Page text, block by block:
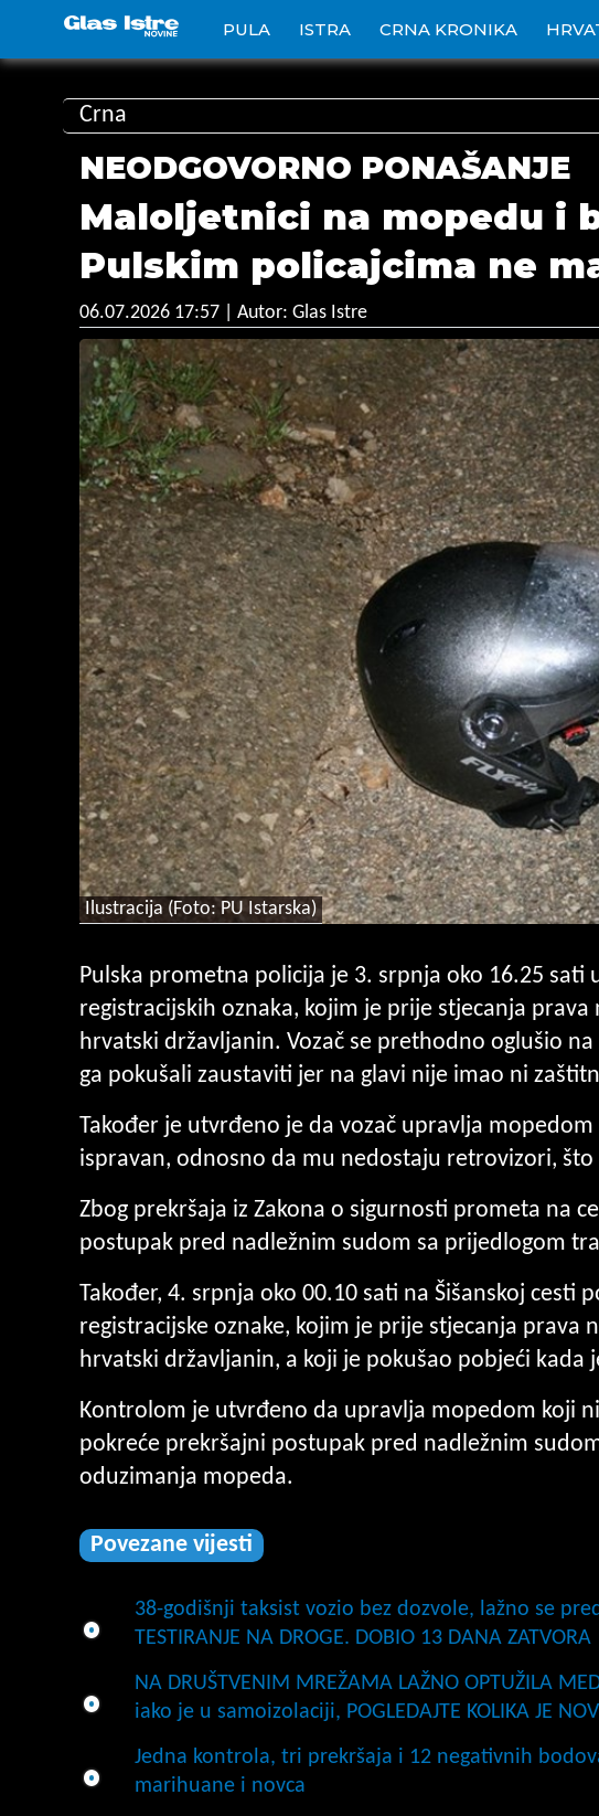
PULA ISTRA CRNA KRONIKA
Crna
NEODGOVORNO PONAŠANJE
Maloljetnici na mopedu i
Pulskim policajcima ne
06.07.2026 17:57 | Autor: Glas Istre
Ilustracija (Foto: PU Istarska)
Pulska prometna policija je 3. srpnja oko 16.25 sati
registracijskih oznaka, kojim je prije stjecanja
hrvatski državljanin. Vozač se prethodno oglušio
ga pokušali zaustaviti jer na glavi nije imao ni
Također je utvrđeno je da vozač upravlja
ispravan, odnosno da mu nedostaju retrovizori,
Zbog prekršaja iz Zakona o sigurnosti prometa na
postupak pred nadležnim sudom sa prijedlogom
Također, 4. srpnja oko 00.10 sati na Šišanskoj cesti
registracijske oznake, kojim je prije stjecanja
hrvatski državljanin, a koji je pokušao pobjeći kada
Kontrolom je utvrđeno da upravlja mopedom koji
pokreće prekršajni postupak pred nadležnim
oduzimanja mopeda.
Povezane vijesti
38-godišnji taksist vozio bez dozvole, lažno se
TESTIRANJE NA DROGE. DOBIO 13 DANA ZATVORA
NA DRUŠTVENIM MREŽAMA LAŽNO OPTUŽILA
iako je u samoizolaciji, POGLEDAJTE KOLIKA JE
Jedna kontrola, tri prekršaja i 12 negativnih
marihuane i novca